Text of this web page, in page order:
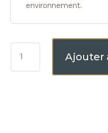
environnement.
DE
Ajouter